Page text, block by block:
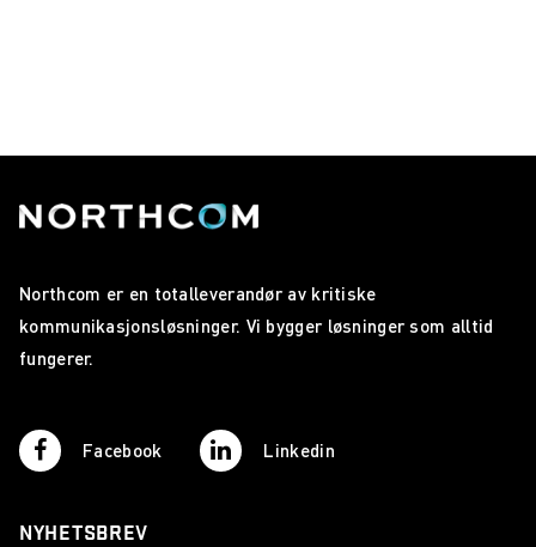
Northcom er en totalleverandør av kritiske
kommunikasjonsløsninger. Vi bygger løsninger som alltid
fungerer.
Facebook Linkedin
NYHETSBREV